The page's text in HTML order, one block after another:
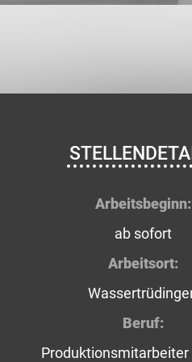
Arbeitsbeginn:
ab sofort
Arbeitsort:
Beruf: